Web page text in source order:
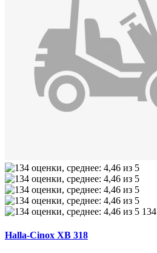
134
Halla-Cinox XB 318